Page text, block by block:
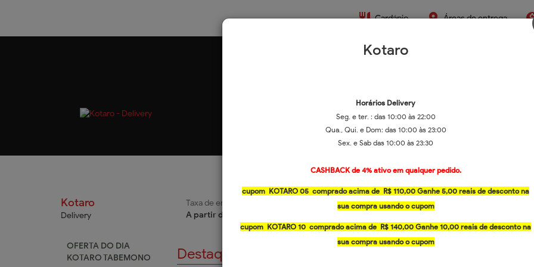
Kotaro
Horários Delivery
Seg. e ter. : das 10:00 às 22:00
Qua., Qui. e Dom: das 10:00 às 23:00
Sex. e Sab das 10:00 às 23:30
CASHBACK de 4% ativo em qualquer pedido.
cupom KOTARO 05 comprado acima de R$ 110,00 Ganhe 5,00 reais de desconto na
sua compra usando o cupom
cupom KOTARO 10 comprado acima de R$ 140,00 Ganhe 10,00 reais de desconto na
sua compra usando o cupom
restaurant Cardápio place Áreas de entrega
Kotaro
Delivery
Taxa de entrega
A partir de R$ 8,99
Funcionamento
OFERTA DO DIA
KOTARO TABEMONO
Destaques